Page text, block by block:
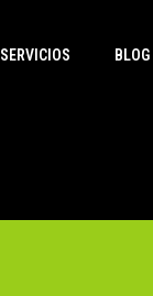
SERVICIOS BLOG